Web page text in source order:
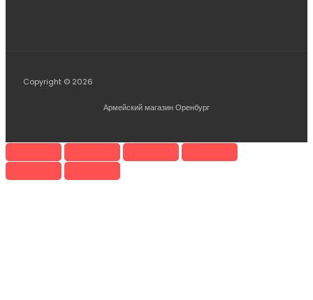
Copyright © 2026
Армейский магазин Оренбург